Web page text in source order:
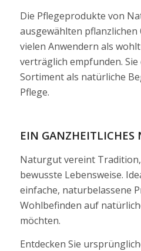
Die Pflegeprodukte von
ausgewählten pflanzlichen
vielen Anwendern als
verträglich empfunden. Sie
Sortiment als natürliche
Pflege.
EIN GANZHEITLICHES
Naturgut vereint
bewusste Lebensweise.
einfache, naturbelassene
Wohlbefinden auf
möchten.
Entdecken Sie